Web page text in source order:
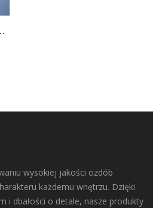
fioletowymi...
wysokiej jakości ozdób
każdemu wnętrzu. Dzięki
i dbałości o detale, nasze produkty